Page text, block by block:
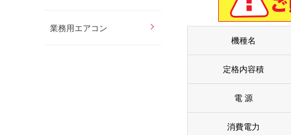
業務用エアコン
機種名
定格内容積
電 源
消費電力